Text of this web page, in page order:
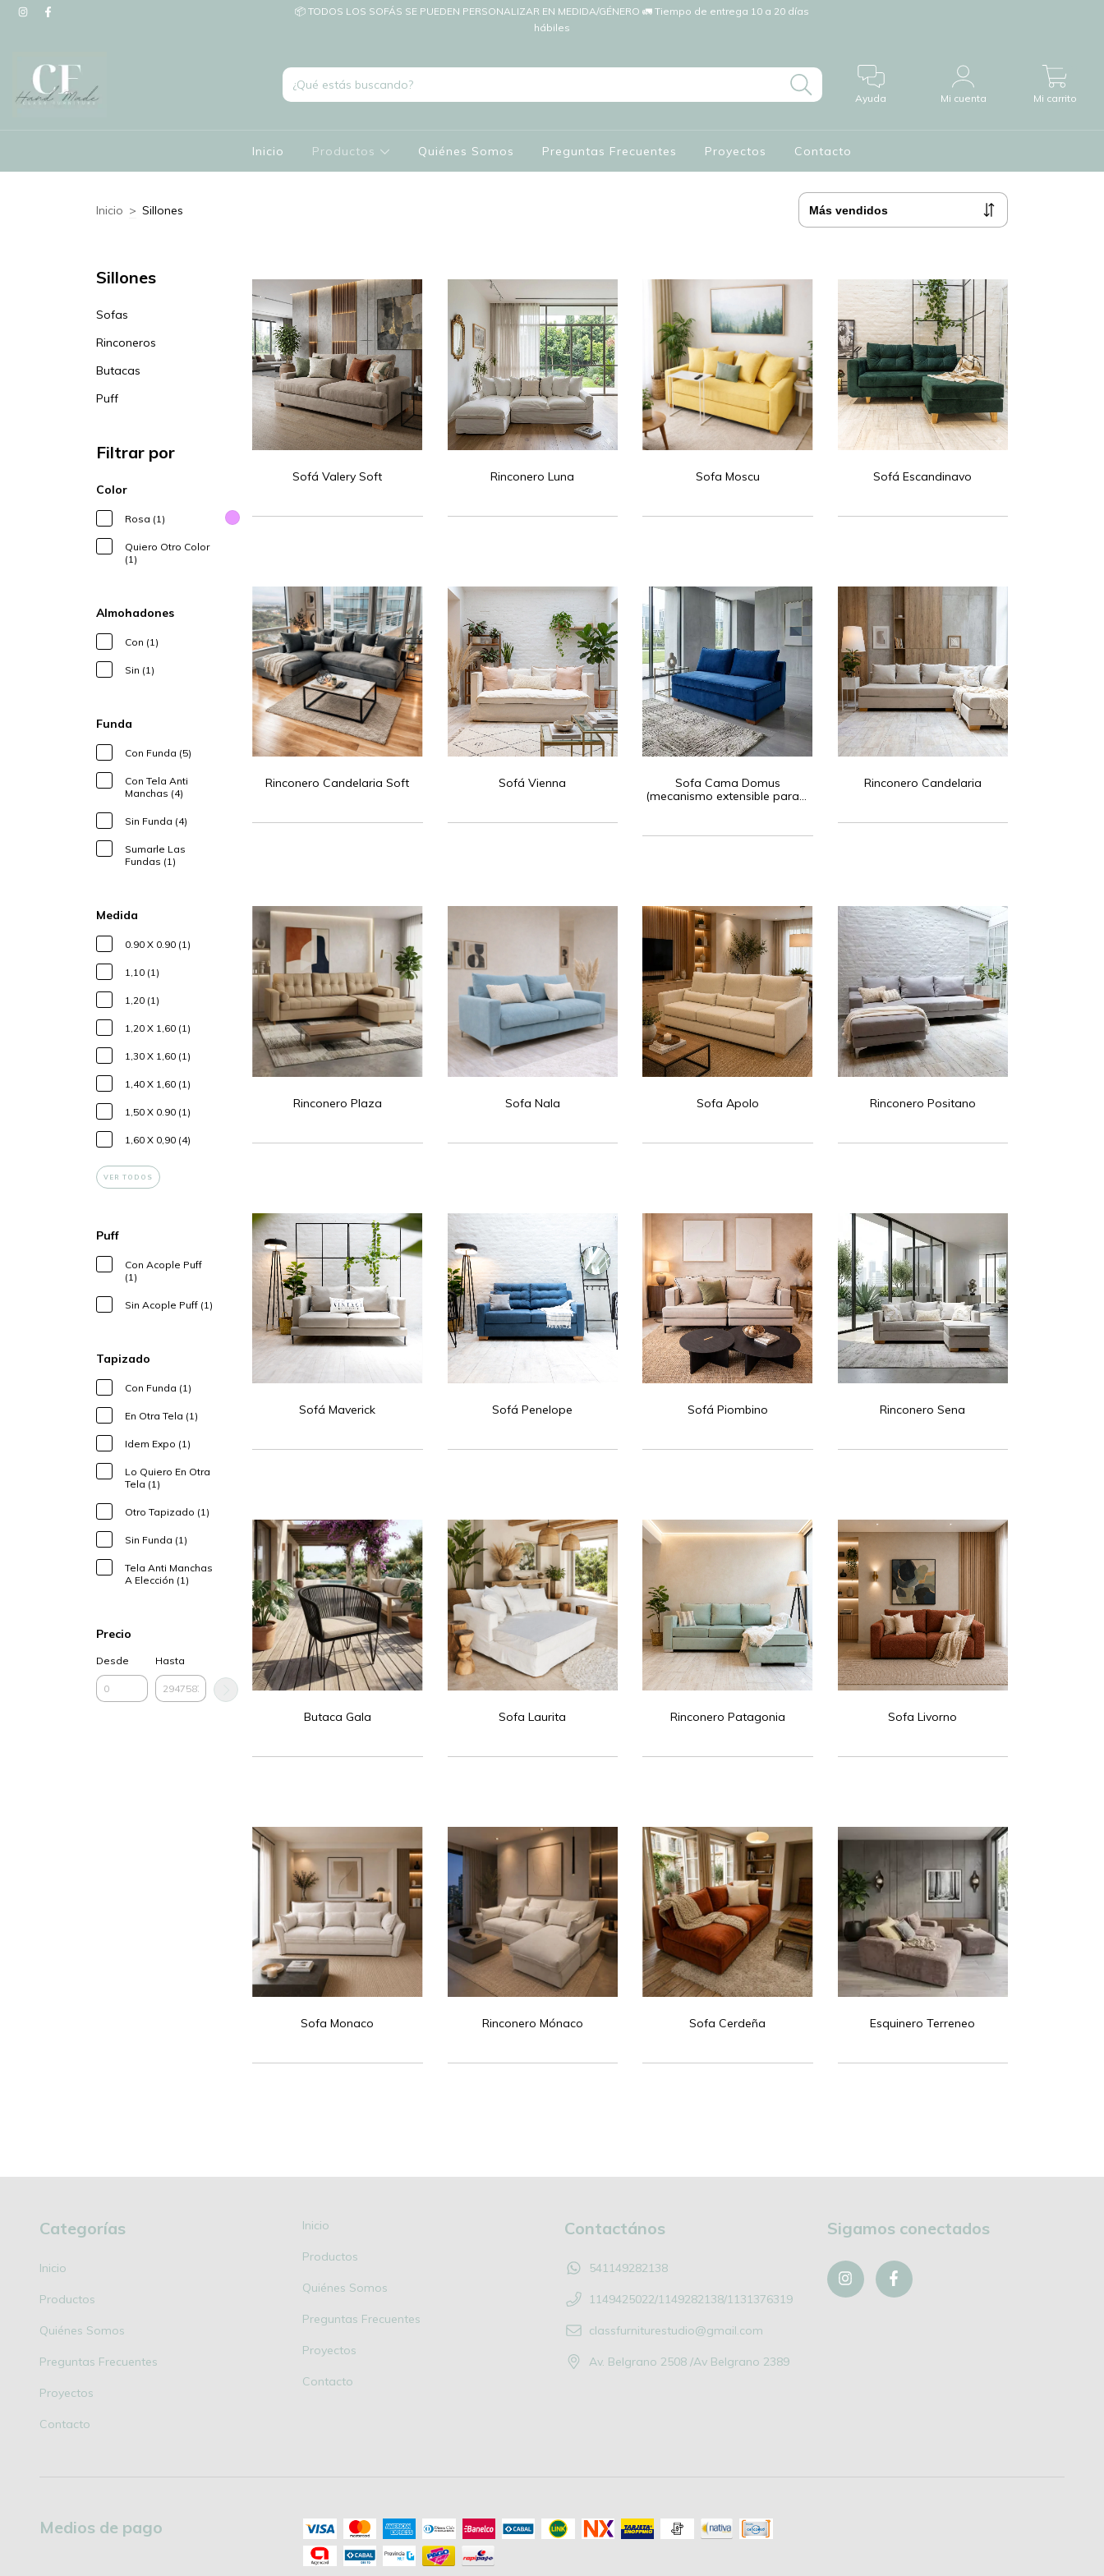
📦 TODOS LOS SOFÁS SE PUEDEN PERSONALIZAR EN MEDIDA/GÉNERO 🚛 Tiempo de entrega 10 a 20 días
hábiles
Ayuda Mi cuenta Mi carrito
Inicio Productos Quiénes Somos Preguntas Frecuentes Proyectos Contacto
Inicio > Sillones
Sillones
Sofas
Rinconeros
Butacas
Puff
Filtrar por
Color
Rosa (1)
Quiero Otro Color
(1)
Almohadones
Con (1)
Sin (1)
Funda
Con Funda (5)
Con Tela Anti
Manchas (4)
Sin Funda (4)
Sumarle Las
Fundas (1)
Medida
0.90 X 0.90 (1)
1,10 (1)
1,20 (1)
1,20 X 1,60 (1)
1,30 X 1,60 (1)
1,40 X 1,60 (1)
1,50 X 0.90 (1)
1,60 X 0,90 (4)
VER TODOS
Puff
Con Acople Puff
(1)
Sin Acople Puff (1)
Tapizado
Con Funda (1)
En Otra Tela (1)
Idem Expo (1)
Lo Quiero En Otra
Tela (1)
Otro Tapizado (1)
Sin Funda (1)
Tela Anti Manchas
A Elección (1)
Precio
Desde Hasta
Sofá Valery Soft Rinconero Luna Sofa Moscu Sofá Escandinavo
Rinconero Candelaria Soft Sofá Vienna
Sofa Cama Domus
(mecanismo extensible para 2
Rinconero Candelaria
Rinconero Plaza Sofa Nala Sofa Apolo Rinconero Positano
Sofá Maverick Sofá Penelope Sofá Piombino Rinconero Sena
Butaca Gala Sofa Laurita Rinconero Patagonia Sofa Livorno
Sofa Monaco Rinconero Mónaco Sofa Cerdeña Esquinero Terreneo
Categorías
Inicio
Productos
Quiénes Somos
Preguntas Frecuentes
Proyectos
Contacto
Inicio
Productos
Quiénes Somos
Preguntas Frecuentes
Proyectos
Contacto
Contactános
541149282138
1149425022/1149282138/1131376319
classfurniturestudio@gmail.com
Av. Belgrano 2508 /Av Belgrano 2389
Sigamos conectados
Medios de pago